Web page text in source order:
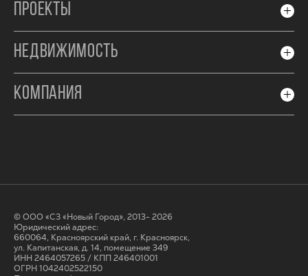
ПРОЕКТЫ
НЕДВИЖИМОСТЬ
КОМПАНИЯ
© ООО «СЗ «Новый Город», 2013- 2026
Юридический адрес:
660064, Красноярский край, г. Красноярск,
ул. Капитанская, д. 14, помещение 349
ИНН 2464057265 / КПП 246401001
ОГРН 1042402522150